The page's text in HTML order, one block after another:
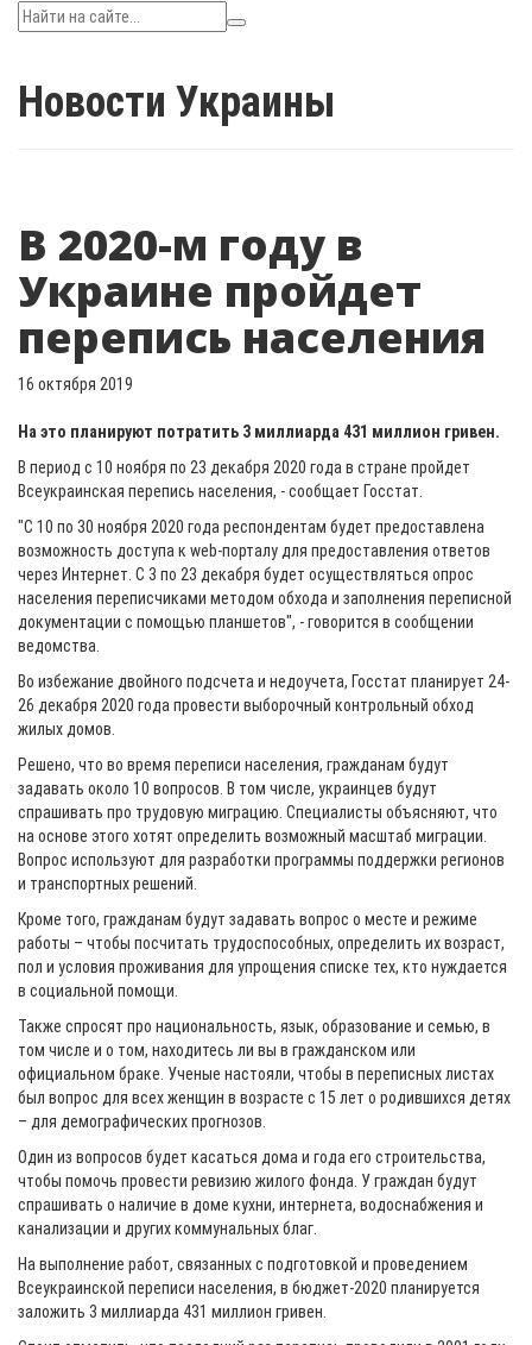
Новости Украины
В 2020-м году в
Украине пройдет
перепись населения
16 октября 2019
На это планируют потратить 3 миллиарда 431 миллион гривен.
В период с 10 ноября по 23 декабря 2020 года в стране пройдет
Всеукраинская перепись населения, - сообщает Госстат.
"С 10 по 30 ноября 2020 года респондентам будет предоставлена ​​
возможность доступа к web-порталу для предоставления ответов
через Интернет. С 3 по 23 декабря будет осуществляться опрос
населения переписчиками методом обхода и заполнения переписной
документации с помощью планшетов", - говорится в сообщении
ведомства.
Во избежание двойного подсчета и недоучета, Госстат планирует 24-
26 декабря 2020 года провести выборочный контрольный обход
жилых домов.
Решено, что во время переписи населения, гражданам будут
задавать около 10 вопросов. В том числе, украинцев будут
спрашивать про трудовую миграцию. Специалисты объясняют, что
на основе этого хотят определить возможный масштаб миграции.
Вопрос используют для разработки программы поддержки регионов
и транспортных решений.
Кроме того, гражданам будут задавать вопрос о месте и режиме
работы – чтобы посчитать трудоспособных, определить их возраст,
пол и условия проживания для упрощения списке тех, кто нуждается
в социальной помощи.
Также спросят про национальность, язык, образование и семью, в
том числе и о том, находитесь ли вы в гражданском или
официальном браке. Ученые настояли, чтобы в переписных листах
был вопрос для всех женщин в возрасте с 15 лет о родившихся детях
– для демографических прогнозов.
Один из вопросов будет касаться дома и года его строительства,
чтобы помочь провести ревизию жилого фонда. У граждан будут
спрашивать о наличие в доме кухни, интернета, водоснабжения и
канализации и других коммунальных благ.
На выполнение работ, связанных с подготовкой и проведением
Всеукраинской переписи населения, в бюджет-2020 планируется
заложить 3 миллиарда 431 миллион гривен.